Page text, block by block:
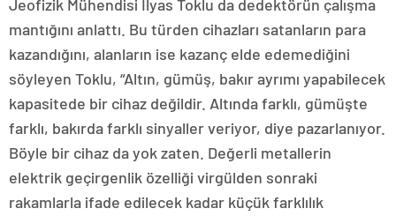
Jeofizik Mühendisi İlyas Toklu da dedektörün çalışma
mantığını anlattı. Bu türden cihazları satanların para
kazandığını, alanların ise kazanç elde edemediğini
söyleyen Toklu, “Altın, gümüş, bakır ayrımı yapabilecek
kapasitede bir cihaz değildir. Altında farklı, gümüşte
farklı, bakırda farklı sinyaller veriyor, diye pazarlanıyor.
Böyle bir cihaz da yok zaten. Değerli metallerin
elektrik geçirgenlik özelliği virgülden sonraki
rakamlarla ifade edilecek kadar küçük farklılık